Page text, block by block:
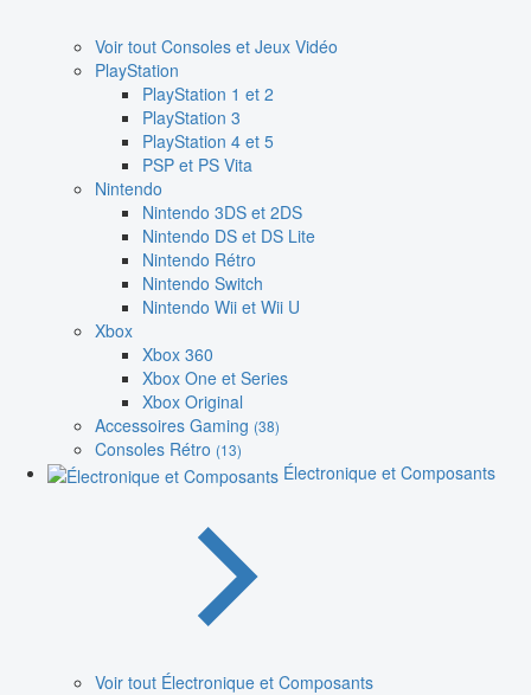
Voir tout Consoles et Jeux Vidéo
PlayStation
PlayStation 1 et 2
PlayStation 3
PlayStation 4 et 5
PSP et PS Vita
Nintendo
Nintendo 3DS et 2DS
Nintendo DS et DS Lite
Nintendo Rétro
Nintendo Switch
Nintendo Wii et Wii U
Xbox
Xbox 360
Xbox One et Series
Xbox Original
Accessoires Gaming (38)
Consoles Rétro (13)
Électronique et Composants
Voir tout Électronique et Composants